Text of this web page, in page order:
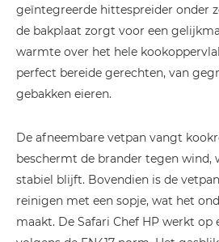
geïntegreerde hittespreider onder
de bakplaat zorgt voor een
warmte over het hele
perfect bereide gerechten, van
gebakken eieren.
De afneembare vetpan vangt
beschermt de brander tegen wind,
stabiel blijft. Bovendien is de
reinigen met een sopje, wat het
maakt. De Safari Chef HP werkt op